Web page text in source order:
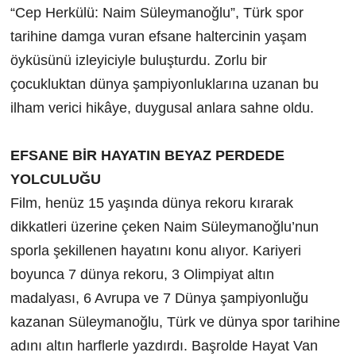
“Cep Herkülü: Naim Süleymanoğlu”, Türk spor
tarihine damga vuran efsane haltercinin yaşam
öyküsünü izleyiciyle buluşturdu. Zorlu bir
çocukluktan dünya şampiyonluklarına uzanan bu
ilham verici hikâye, duygusal anlara sahne oldu.
EFSANE BİR HAYATIN BEYAZ PERDEDE
YOLCULUĞU
Film, henüz 15 yaşında dünya rekoru kırarak
dikkatleri üzerine çeken Naim Süleymanoğlu’nun
sporla şekillenen hayatını konu alıyor. Kariyeri
boyunca 7 dünya rekoru, 3 Olimpiyat altın
madalyası, 6 Avrupa ve 7 Dünya şampiyonluğu
kazanan Süleymanoğlu, Türk ve dünya spor tarihine
adını altın harflerle yazdırdı. Başrolde Hayat Van